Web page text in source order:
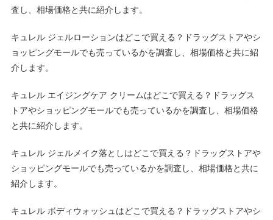
査し、相場価格と共に紹介します。
キュレル ジェルローションはどこで買える？ドラッグストアやシ
ョッピングモールでも売っているかを調査し、相場価格と共に紹
介します。
キュレル エイジングケア クリームはどこで買える？ドラッグス
トアやショッピングモールでも売っているかを調査し、相場価格
と共に紹介します。
キュレル ジェルメイク落としはどこで買える？ドラッグストアや
ショッピングモールでも売っているかを調査し、相場価格と共に
紹介します。
キュレル ボディウォッシュはどこで買える？ドラッグストアやシ